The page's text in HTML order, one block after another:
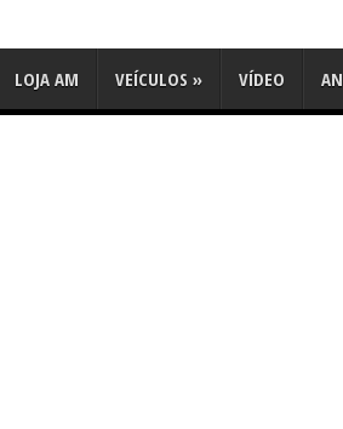
LOJA AM VEÍCULOS » VÍDEO